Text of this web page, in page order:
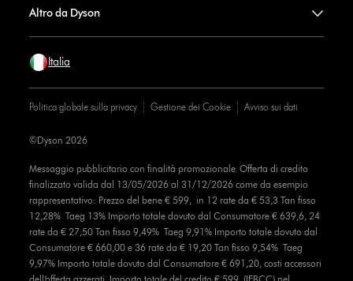
Altro da Dyson
Italia
Politica globale sulla privacy Gestione dei Cookie Avviso sui dati
Messaggio pubblicitario con finalità promozionale. Offerta di credito
finalizzato valida dal 13/05/2026 al 31/12/2026 come da esempio
rappresentativo: Prezzo del bene € 599, in 12 rate da € 53,3 Tan fisso
12,28% Taeg 13% Importo totale dovuto dal Consumatore € 639,6, 24
rate da € 27,50 Tan fisso 9,49% Taeg 9,91% Importo totale dovuto dal
Consumatore € 660,00 e 36 rate da € 19,20 Tan fisso 9,54% Taeg
9,97% Importo totale dovuto dal Consumatore € 691,20, costi accessori
©Dyson 2026